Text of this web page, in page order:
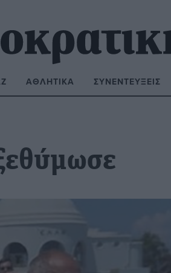
ΑΘΛΗΤΙΚΆ ΣΥΝΕΝΤΕΎΞΕΙΣ